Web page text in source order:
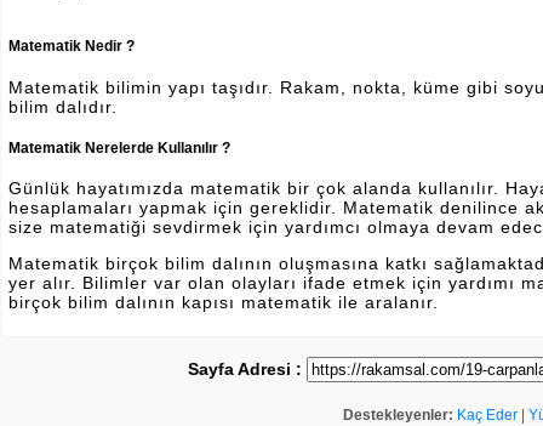
Matematik Nedir ?
Matematik bilimin yapı taşıdır. Rakam, nokta, küme gibi
bilim dalıdır.
Matematik Nerelerde Kullanılır ?
Günlük hayatımızda matematik bir çok alanda kullanılır.
hesaplamaları yapmak için gereklidir. Matematik denilince
size matematiği sevdirmek için yardımcı olmaya devam
Matematik birçok bilim dalının oluşmasına katkı
yer alır. Bilimler var olan olayları ifade etmek için yardımı
birçok bilim dalının kapısı matematik ile aralanır.
Sayfa Adresi :
Destekleyenler: Kaç Eder